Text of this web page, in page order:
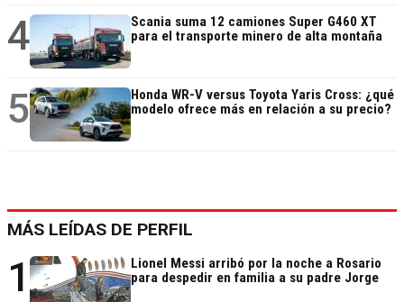
4
Scania suma 12 camiones Super G460 XT
para el transporte minero de alta montaña
5
Honda WR-V versus Toyota Yaris Cross: ¿qué
modelo ofrece más en relación a su precio?
MÁS LEÍDAS DE PERFIL
1
Lionel Messi arribó por la noche a Rosario
para despedir en familia a su padre Jorge